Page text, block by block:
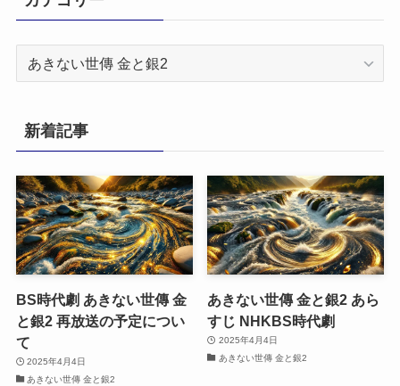
リ
ー
新着記事
BS時代劇 あきない世傳 金
と銀2 再放送の予定につい
て
2025年4月4日
あきない世傳 金と銀2
あきない世傳 金と銀2 あら
すじ NHKBS時代劇
2025年4月4日
あきない世傳 金と銀2